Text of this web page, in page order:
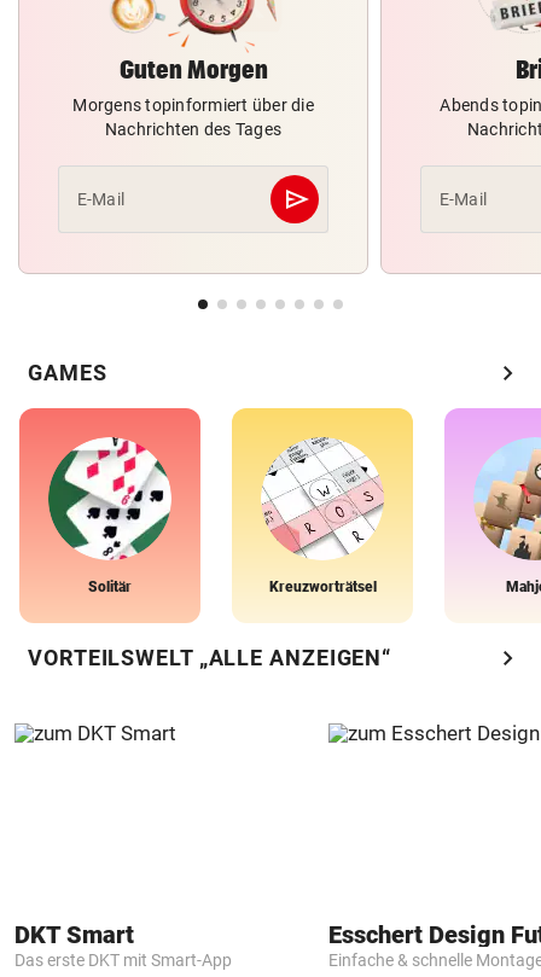
Guten Morgen
Morgens topinformiert über die
Nachrichten des Tages
E-Mail send
Abschicken
Abends
E-Mail
GAMES chevron_right
Solitär Kreuzworträtsel
VORTEILSWELT „ALLE ANZEIGEN“ chevron_right
DKT Smart
Das erste DKT mit Smart-App Einfache & schnelle